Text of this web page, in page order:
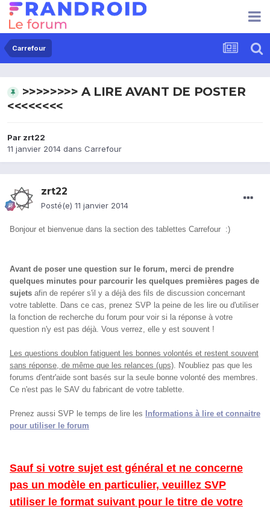
Carrefour
>>>>>>>> A LIRE AVANT DE POSTER
<<<<<<<<
Par zrt22
11 janvier 2014 dans Carrefour
zrt22
Posté(e) 11 janvier 2014
Bonjour et bienvenue dans la section des tablettes Carrefour :)
Avant de poser une question sur le forum, merci de prendre
quelques minutes pour parcourir les quelques premières pages de
sujets afin de repérer s'il y a déjà des fils de discussion concernant
votre tablette. Dans ce cas, prenez SVP la peine de les lire ou d'utiliser
la fonction de recherche du forum pour voir si la réponse à votre
question n'y est pas déjà. Vous verrez, elle y est souvent !
Les questions doublon fatiguent les bonnes volontés et restent souvent
sans réponse, de même que les relances (ups). N'oubliez pas que les
forums d'entr'aide sont basés sur la seule bonne volonté des membres.
Ce n'est pas le SAV du fabricant de votre tablette.
Prenez aussi SVP le temps de lire les
Informations à lire et connaitre
pour utiliser le forum
Sauf si votre sujet est général et ne concerne
pas un modèle en particulier, veuillez SVP
utiliser le format suivant pour le titre de votre